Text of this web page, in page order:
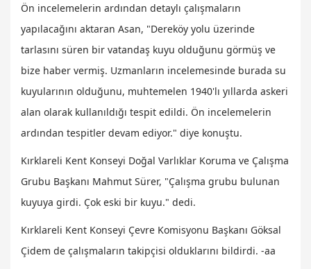
Ön incelemelerin ardından detaylı çalışmaların
yapılacağını aktaran Asan, "Dereköy yolu üzerinde
tarlasını süren bir vatandaş kuyu olduğunu görmüş ve
bize haber vermiş. Uzmanların incelemesinde burada su
kuyularının olduğunu, muhtemelen 1940'lı yıllarda askeri
alan olarak kullanıldığı tespit edildi. Ön incelemelerin
ardından tespitler devam ediyor." diye konuştu.
Kırklareli Kent Konseyi Doğal Varlıklar Koruma ve Çalışma
Grubu Başkanı Mahmut Sürer, "Çalışma grubu bulunan
kuyuya girdi. Çok eski bir kuyu." dedi.
Kırklareli Kent Konseyi Çevre Komisyonu Başkanı Göksal
Çidem de çalışmaların takipçisi olduklarını bildirdi. -aa